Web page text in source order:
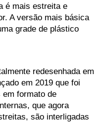
é mais estreita e
A versão mais básica
grade de plástico
redesenhada em
em 2019 que foi
formato de
que agora
são interligadas